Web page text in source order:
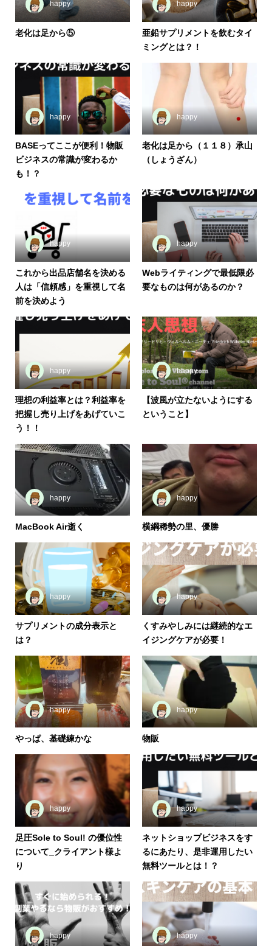
happy
老化は足から⑤
happy
亜鉛サプリメントを飲むタイ
ミングとは？！
happy
BASEってここが便利！物販
ビジネスの常識が変わるか
も！？
happy
老化は足から（１１８）承山
（しょうざん）
happy
これから出品店舗名を決める
人は「信頼感」を重視して名
前を決めよう
happy
Webライティングで最低限必
要なものは何があるのか？
happy
理想の利益率とは？利益率を
把握し売り上げをあげていこ
う！！
happy
【波風が立たないようにする
ということ】
happy
MacBook Air逝く
happy
横綱稀勢の里、優勝
happy
サプリメントの成分表示と
は？
happy
くすみやしみには継続的なエ
イジングケアが必要！
happy
やっぱ、基礎練かな
happy
物販
happy
足圧Sole to Soul! の優位性
について_クライアント様よ
り
happy
ネットショップビジネスをす
るにあたり、是非運用したい
無料ツールとは！？
happy happy